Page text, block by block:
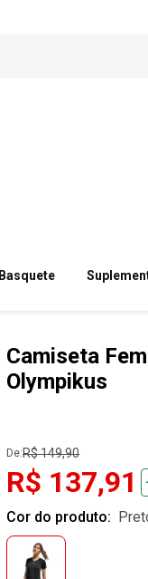
Basquete
Camiseta
Olympikus
De:R$ 149,90
R$ 137,91
Cor do produto: